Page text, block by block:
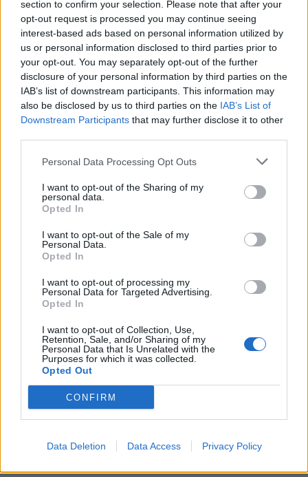
section to confirm your selection. Please note that after your
opt-out request is processed you may continue seeing
interest-based ads based on personal information utilized by
us or personal information disclosed to third parties prior to
your opt-out. You may separately opt-out of the further
disclosure of your personal information by third parties on the
IAB’s list of downstream participants. This information may
also be disclosed by us to third parties on the IAB’s List of
Downstream Participants that may further disclose it to other
Personal Data Processing Opt Outs
I want to opt-out of the Sharing of my
personal data.
Opted In
I want to opt-out of the Sale of my
Personal Data.
Opted In
I want to opt-out of processing my
Personal Data for Targeted Advertising.
Opted In
I want to opt-out of Collection, Use,
Retention, Sale, and/or Sharing of my
Personal Data that Is Unrelated with the
Purposes for which it was collected.
Opted Out
CONFIRM
Data Deletion Data Access Privacy Policy